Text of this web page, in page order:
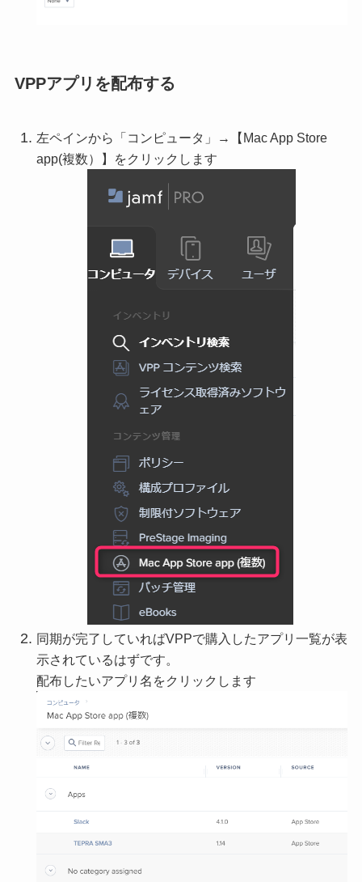
VPPアプリを配布する
左ペインから「コンピュータ」→【Mac App Store
app(複数）】をクリックします
同期が完了していればVPPで購入したアプリ一覧が表
示されているはずです。
配布したいアプリ名をクリックします